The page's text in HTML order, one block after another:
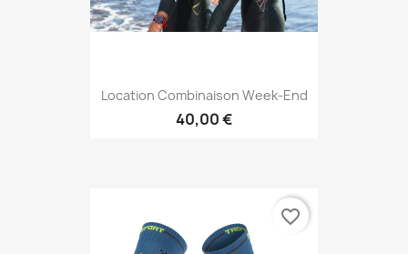
Location Combinaison Week-End
40,00 €
favorite_border